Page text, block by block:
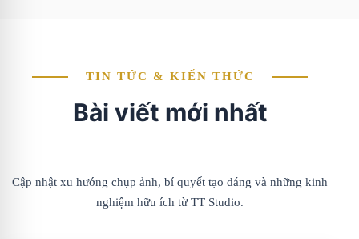
TIN TỨC & KIẾN THỨC
Bài viết mới nhất
Cập nhật xu hướng chụp ảnh, bí quyết tạo dáng và những kinh
nghiệm hữu ích từ TT Studio.